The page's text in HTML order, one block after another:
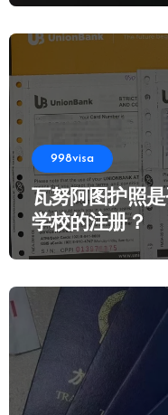
998visa
瓦努阿图护照
学校的注册？